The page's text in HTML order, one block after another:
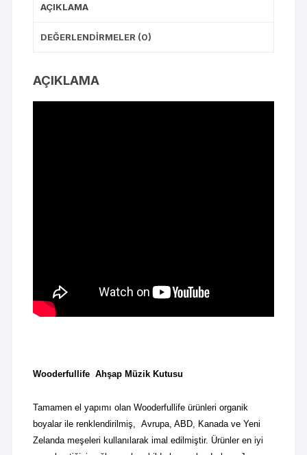
AÇIKLAMA
DEĞERLENDIRMELER (0)
AÇIKLAMA
Wooderfullife Ahşap Müzik Kutusu
Tamamen el yapımı olan Wooderfullife ürünleri organik
boyalar ile renklendirilmiş, Avrupa, ABD, Kanada ve Yeni
Zelanda meşeleri kullanılarak imal edilmiştir. Ürünler en iyi